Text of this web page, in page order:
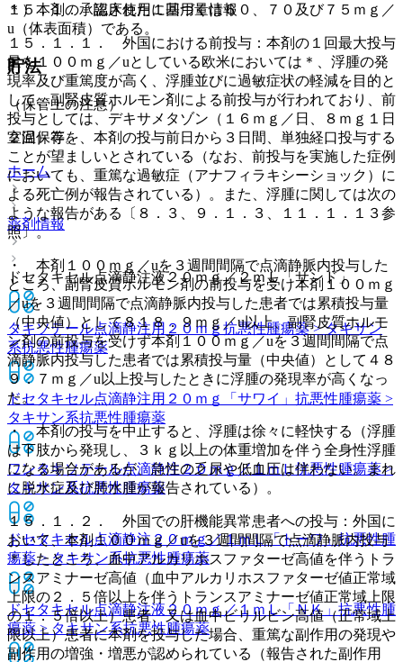
＊）本剤の承認された１回用量は６０、７０及び７５ｍｇ／
u（体表面積）である。
貯法
（保管上の注意）
室温保存。
ホーム
薬剤情報
ドセタキセル点滴静注液２０ｍｇ／２ｍＬ「サンド」
タキソテール点滴静注用２０ｍｇ 抗悪性腫瘍薬 > タキサン
系抗悪性腫瘍薬
ドセタキセル点滴静注用２０ｍｇ「サワイ」 抗悪性腫瘍薬 >
タキサン系抗悪性腫瘍薬
ワンタキソテール点滴静注２０ｍｇ／１ｍＬ抗悪性腫瘍薬 >
タキサン系抗悪性腫瘍薬
ドセタキセル点滴静注２０ｍｇ／１ｍＬ「トーワ」抗悪性腫
瘍薬 > タキサン系抗悪性腫瘍薬
ドセタキセル点滴静注液２０ｍｇ／１ｍＬ「ＮＫ」抗悪性腫
瘍薬 > タキサン系抗悪性腫瘍薬
１５．１． 臨床使用に基づく情報
１５．１．１． 外国における前投与：本剤の１回最大投与
量を１００ｍｇ／uとしている欧米においては＊、浮腫の発
現率及び重篤度が高く、浮腫並びに過敏症状の軽減を目的と
して、副腎皮質ホルモン剤による前投与が行われており、前
投与としては、デキサメタゾン（１６ｍｇ／日、８ｍｇ１日
２回）等を、本剤の投与前日から３日間、単独経口投与する
ことが望ましいとされている（なお、前投与を実施した症例
においても、重篤な過敏症（アナフィラキシーショック）に
よる死亡例が報告されている）。また、浮腫に関しては次の
ような報告がある〔８．３、９．１．３、１１．１．１３参
照〕。
・ 本剤１００ｍｇ／uを３週間間隔で点滴静脈内投与した
ところ、副腎皮質ホルモン剤の前投与を受け本剤１００ｍｇ
／uを３週間間隔で点滴静脈内投与した患者では累積投与量
（中央値）として８１８．９ｍｇ／u以上、副腎皮質ホルモ
ン剤の前投与を受けず本剤１００ｍｇ／uを３週間間隔で点
滴静脈内投与した患者では累積投与量（中央値）として４８
９．７ｍｇ／u以上投与したときに浮腫の発現率が高くなっ
た。
・ 本剤の投与を中止すると、浮腫は徐々に軽快する（浮腫
は下肢から発現し、３ｋｇ以上の体重増加を伴う全身性浮腫
になる場合があるが、急性の乏尿や低血圧は伴わない。まれ
に脱水症及び肺水腫が報告されている）。
１５．１．２． 外国での肝機能異常患者への投与：外国に
おいて、本剤１００ｍｇ／uを３週間間隔で点滴静脈内投与
＊したところ、血中アルカリホスファターゼ高値を伴うトラ
ンスアミナーゼ高値（血中アルカリホスファターゼ値正常域
上限の２．５倍以上を伴うトランスアミナーゼ値正常域上限
の１．５倍以上）患者、又は血中ビリルビン高値（正常域上
限以上）患者に本剤を投与した場合、重篤な副作用の発現や
副作用の増強・増悪が認められている（報告された副作用